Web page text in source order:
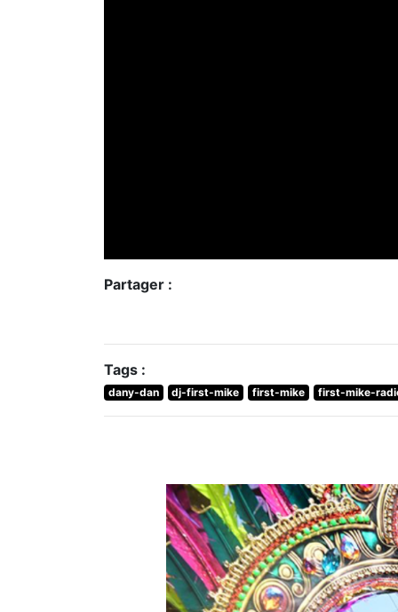
Partager :
Tags :
dany-dan dj-first-mike first-mike first-mike-